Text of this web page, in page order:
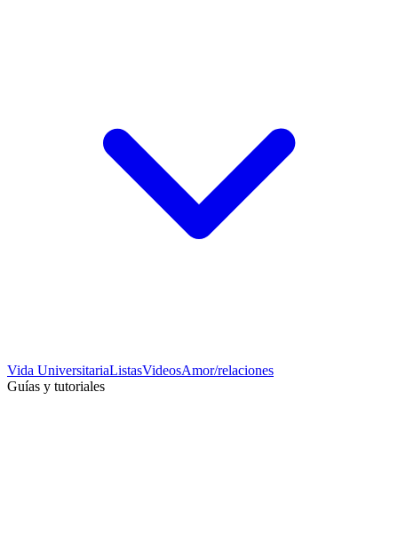
Vida UniversitariaListasVideosAmor/relaciones
Guías y tutoriales